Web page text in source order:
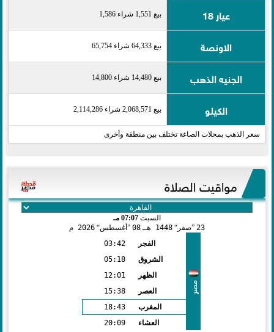
عيار 18 بيع 1,551 شراء 1,586
الاونصة بيع 64,333 شراء 65,754
الجنيه الذهب بيع 14,480 شراء 14,800
الكيلو بيع 2,068,571 شراء 2,114,286
سعر الذهب بمحلات الصاغة تختلف بين منطقة وأخرى
مواقيت الصلاة
السبت 07:07 مـ
23
صفر 1448 هـ 08 أغسطس 2026 م
مصر
الفجر
03:42
الشروق
05:18
الظهر
12:01
العصر
15:38
المغرب
18:43
العشاء
20:09